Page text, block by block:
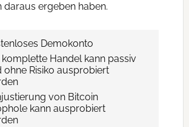
daraus ergeben haben.
Demokonto
komplette Handel kann passiv
ohne Risiko ausprobiert
von Bitcoin
kann ausprobiert